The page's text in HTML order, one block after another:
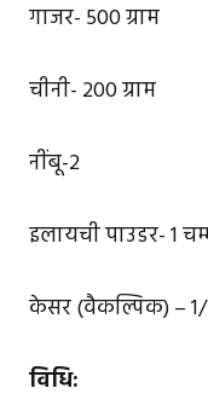
गाजर- 500 ग्राम
चीनी- 200 ग्राम
नींबू-2
इलायची पाउडर- 1
केसर (वैकल्पिक) –
विधि: